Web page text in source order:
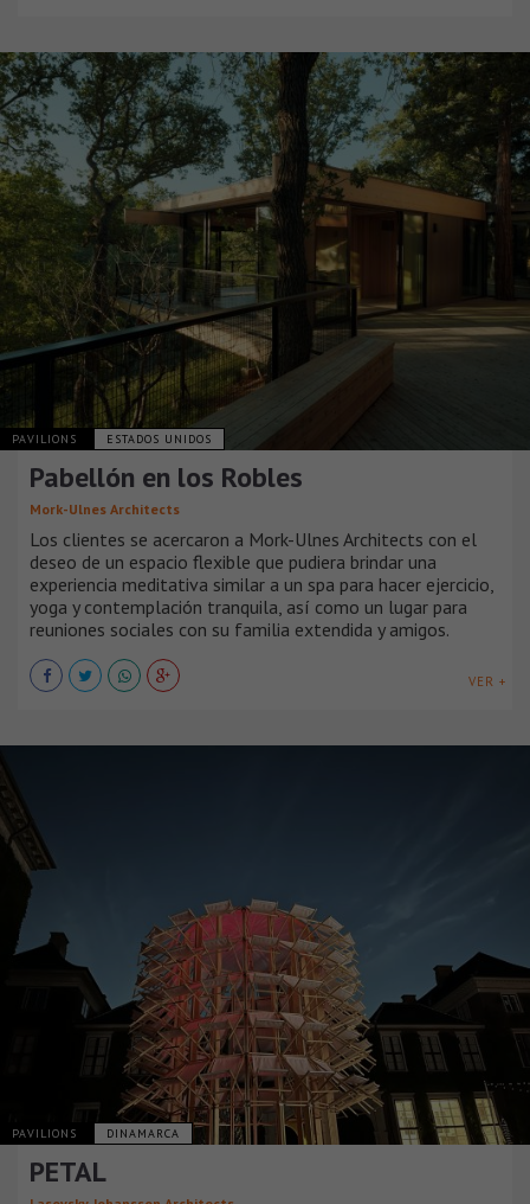
PAVILIONS ESTADOS UNIDOS
Pabellón en los Robles
Mork-Ulnes Architects
Los clientes se acercaron a Mork-Ulnes Architects con el
deseo de un espacio flexible que pudiera brindar una
experiencia meditativa similar a un spa para hacer ejercicio,
yoga y contemplación tranquila, así como un lugar para
reuniones sociales con su familia extendida y amigos.
VER +
PAVILIONS DINAMARCA
PETAL